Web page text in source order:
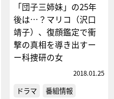
「団子三姉妹」の25年
後は…？マリコ（沢口
靖子）、復顔鑑定で衝
撃の真相を導き出すー
ー科捜研の女
2018.01.25
ドラマ 番組情報